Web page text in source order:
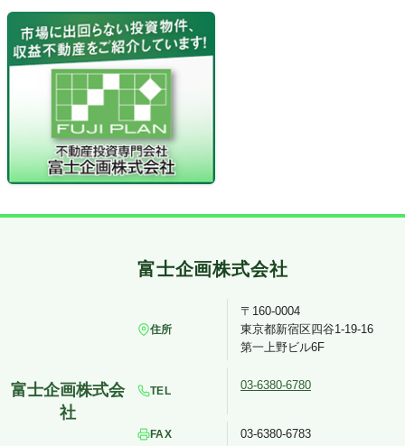
住所
〒160-0004
東京都新宿区四谷1-19-16
第一上野ビル6F
TEL 03-6380-6780
FAX 03-6380-6783